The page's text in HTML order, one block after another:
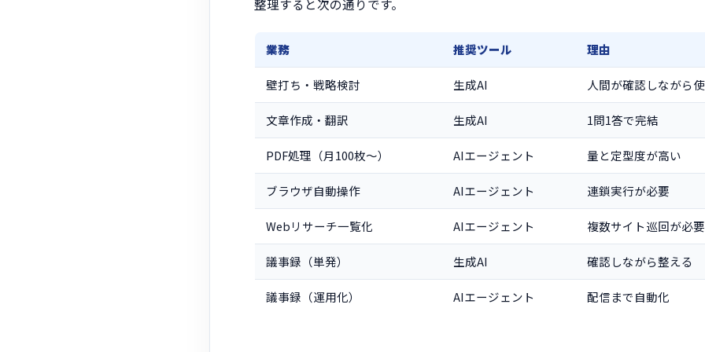
整理すると次の通りです。
業務 推奨ツール 理由
壁打ち・戦略検討 生成AI 人間が確認しながら
文章作成・翻訳 生成AI 1問1答で完結
PDF処理（月100枚〜） AIエージェント 量と定型度が高い
ブラウザ自動操作 AIエージェント 連鎖実行が必要
Webリサーチ一覧化 AIエージェント 複数サイト巡回が必要
議事録（単発） 生成AI 確認しながら整える
議事録（運用化） AIエージェント 配信まで自動化